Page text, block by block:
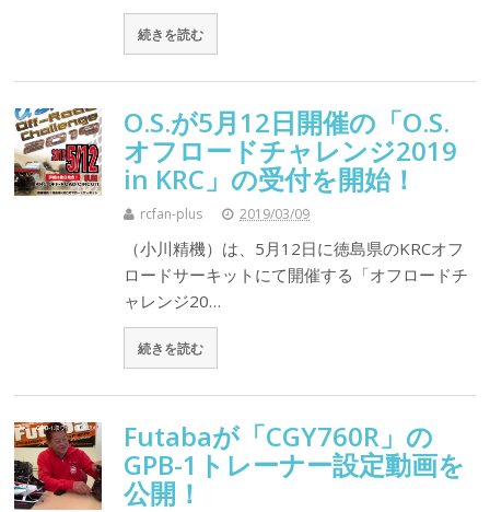
続きを読む
O.S.が5月12日開催の「O.S.
オフロードチャレンジ2019
in KRC」の受付を開始！
rcfan-plus 2019/03/09
（小川精機）は、5月12日に徳島県のKRCオフ
ロードサーキットにて開催する「オフロードチ
ャレンジ20…
続きを読む
Futabaが「CGY760R」の
GPB-1トレーナー設定動画を
公開！